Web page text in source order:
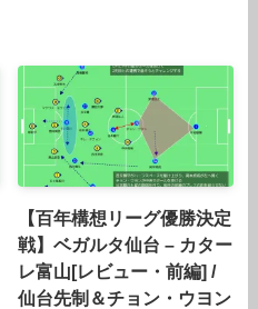
【百年構想リーグ優勝決定
戦】ベガルタ仙台 – カター
レ富山[レビュー・前編] /
仙台先制＆チョン・ウヨン